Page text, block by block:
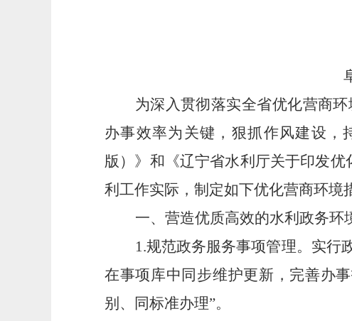
为深入贯彻落实全省优化营商环
办事效率为关键， 狠抓作风建设，
版）》和《辽宁省水利厅关于印发
利工作实际，制定如下优化营商环境
一、营造优质高效的水利政务环
1.规范政务服务事项管理。实行
在事项库中同步维护更新，完善办
别、同标准办理”。